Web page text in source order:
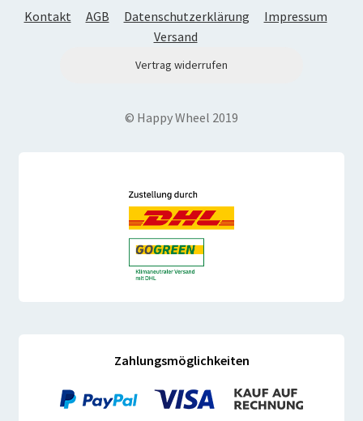
Kontakt AGB Datenschutzerklärung
Impressum
Versand
Vertrag widerrufen
© Happy Wheel 2019
Zahlungsmöglichkeiten